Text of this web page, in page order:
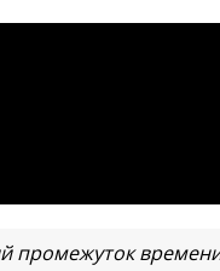
промежуток